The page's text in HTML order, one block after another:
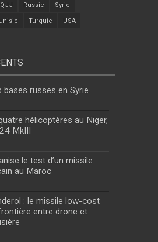
QJJ Russie Syrie
Turquie USA
bases russes en Syrie
hélicoptères au Niger,
MkIII
le test d’un missile
au Maroc
: le missile low-cost
entre drone et